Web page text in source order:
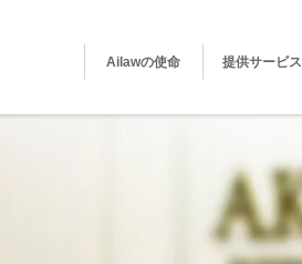
Ailawの使命 提供サービス